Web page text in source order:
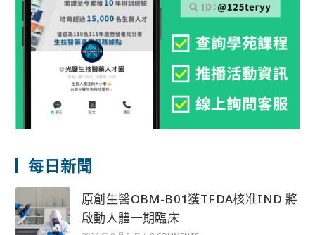
每日新聞
原創生醫OBM-B01獲TFDA核准IND 將
啟動人體一期臨床